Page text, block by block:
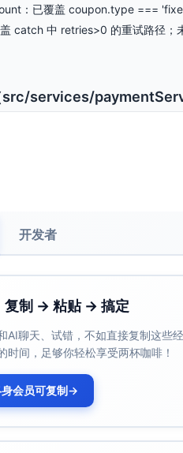
：已覆盖 coupon.type ===
catch 中 retries>0 的重试路径
src/services/
正常成功路径、异常抛出后进行重
fixed 金额券的折扣计算。
percent 百分比券在边界值（
83.33%，两条响应路径（成功
行（19-20）位于该函数的响应路
界值（percent=50）未覆盖，存
：外部网关的低频异常状态（
开发者
复制 → 粘贴 → 搞定
AI聊天、试错，不如直接复制这些
时间，足够你轻松享受两杯咖啡！
会员可复制→